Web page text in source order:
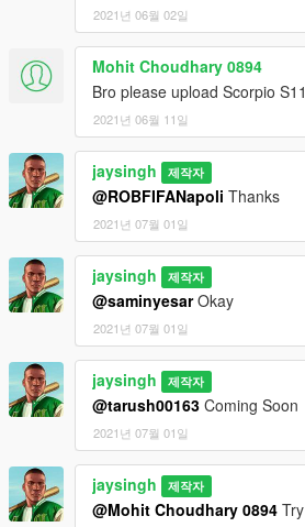
2021년 06월 02일
Mohit Choudhary 0894
Bro please upload Scorpio S11
2021년 06월 11일
jaysingh 제작자
@ROBFIFANapoli Thanks
2021년 07월 01일
jaysingh 제작자
@saminyesarOkay
2021년 07월 01일
jaysingh 제작자
@tarush00163 Coming Soon
2021년 07월 01일
jaysingh 제작자
@Mohit Choudhary 0894 Try